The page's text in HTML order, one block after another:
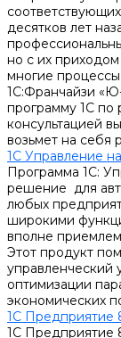
десятков лет
но с их
многие
1С:Франчайзи
программу 1С по
консультацией
возьмет на себя
1С Управление
Программа 1С:
решение для
любых
широкими
вполне
Этот продукт
управленческий
оптимизации
экономических
1С Предприятие
1С Предприятие